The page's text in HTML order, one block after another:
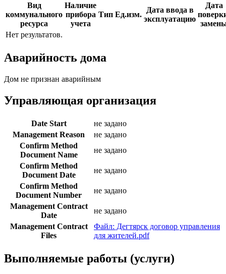
Вид
коммунального
ресурса
Наличие
прибора
учета
Тип Ед.изм.
Дата ввода в
эксплуатацию
Дата
Нет результатов.
Аварийность дома
Дом не признан аварийным
Управляющая организация
Date Start
не задано
Management Reason
не задано
Confirm Method
Document Name
не задано
Confirm Method
Document Date
не задано
Confirm Method
Document Number
не задано
Management Contract
Date
не задано
Management Contract
Files
Файл: Дегтярск договор управления
для жителей.pdf
Выполняемые работы (услуги)